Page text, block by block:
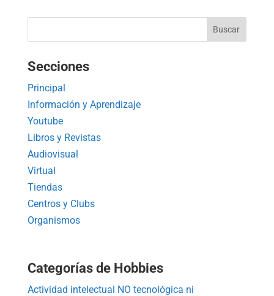
Secciones
Principal
Información y Aprendizaje
Youtube
Libros y Revistas
Audiovisual
Virtual
Tiendas
Centros y Clubs
Organismos
Categorías de Hobbies
Actividad intelectual NO tecnológica ni